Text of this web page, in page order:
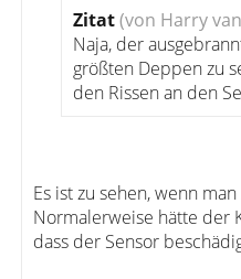
Zitat(von Harry
Naja, der
größten Deppen zu
den Rissen an den
Es ist zu sehen, wenn
Normalerweise hätte der
dass der Sensor